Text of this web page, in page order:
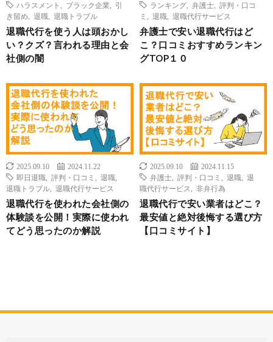
ハラスメント
ブラック企業
引
き留め
退職 退職トラブル
退職代行を使う人は頭おかし
い？クズ？言われる理由と会
社側の闇
ランキング
弁護士
評判・口コ
ミ
退職 退職代行サービス
弁護士で安い退職代行はど
こ？口コミおすすめランキン
グTOP１０
2025.09.10
2024.11.22
即日退職
評判・口コミ 退職
退職トラブル
退職代行サービス
退職代行を使われた会社側の
体験談を公開！実際に使われ
てどう思ったのか解説
2025.09.10
2024.11.15
弁護士
評判・口コミ 退職
退
職代行サービス
非弁行為
退職代行で安い業者はどこ？
最安値と絶対後悔する選び方
【口コミサイト】